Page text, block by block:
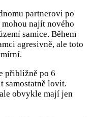
partnerovi po
najít nového
samice. Během
agresivně, ale toto
přibližně po 6
samostatně lovit.
obvykle mají jen